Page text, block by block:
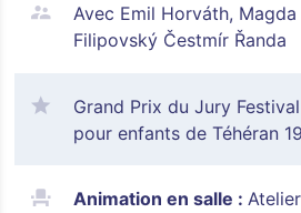
Avec Emil Horváth,
Filipovský Čestmír Řanda
Grand Prix du Jury
pour enfants de Téhéran
Animation en salle :